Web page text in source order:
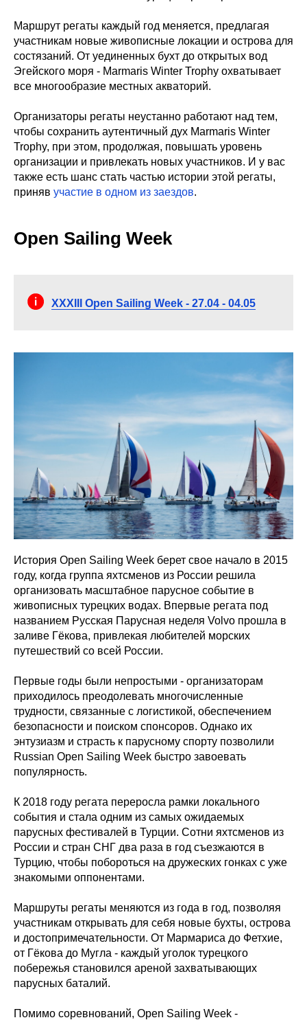
Маршрут регаты каждый год меняется, предлагая
участникам новые живописные локации и острова для
состязаний. От уединенных бухт до открытых вод
Эгейского моря - Marmaris Winter Trophy охватывает
все многообразие местных акваторий.
Организаторы регаты неустанно работают над тем,
чтобы сохранить аутентичный дух Marmaris Winter
Trophy, при этом, продолжая, повышать уровень
организации и привлекать новых участников. И у вас
также есть шанс стать частью истории этой регаты,
приняв участие в одном из заездов.
Open Sailing Week
XXXIII Open Sailing Week - 27.04 - 04.05
История Open Sailing Week берет свое начало в 2015
году, когда группа яхтсменов из России решила
организовать масштабное парусное событие в
живописных турецких водах. Впервые регата под
названием Русская Парусная неделя Volvo прошла в
заливе Гёкова, привлекая любителей морских
путешествий со всей России.
Первые годы были непростыми - организаторам
приходилось преодолевать многочисленные
трудности, связанные с логистикой, обеспечением
безопасности и поиском спонсоров. Однако их
энтузиазм и страсть к парусному спорту позволили
Russian Open Sailing Week быстро завоевать
популярность.
К 2018 году регата переросла рамки локального
события и стала одним из самых ожидаемых
парусных фестивалей в Турции. Сотни яхтсменов из
России и стран СНГ два раза в год съезжаются в
Турцию, чтобы побороться на дружеских гонках с уже
знакомыми оппонентами.
Маршруты регаты меняются из года в год, позволяя
участникам открывать для себя новые бухты, острова
и достопримечательности. От Мармариса до Фетхие,
от Гёкова до Мугла - каждый уголок турецкого
побережья становился ареной захватывающих
парусных баталий.
Помимо соревнований, Open Sailing Week -